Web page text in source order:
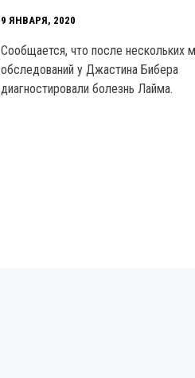
9 ЯНВАРЯ, 2020
Сообщается, что после нескольких
обследований у Джастина Бибера
диагностировали болезнь Лайма.